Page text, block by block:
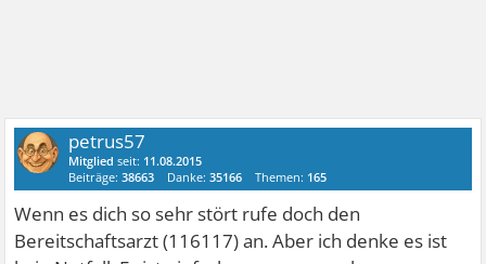
petrus57
Mitglied seit: 11.08.2015
Beiträge:38663 Danke:35166 Themen: 165
Wenn es dich so sehr stört rufe doch den
Bereitschaftsarzt (116117) an. Aber ich denke es ist